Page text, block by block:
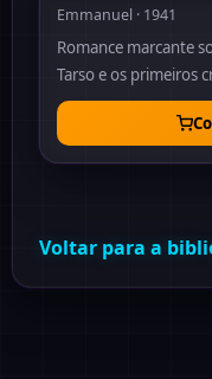
Emmanuel · 1941
Romance marcante
Tarso e os primeiros
Voltar para a